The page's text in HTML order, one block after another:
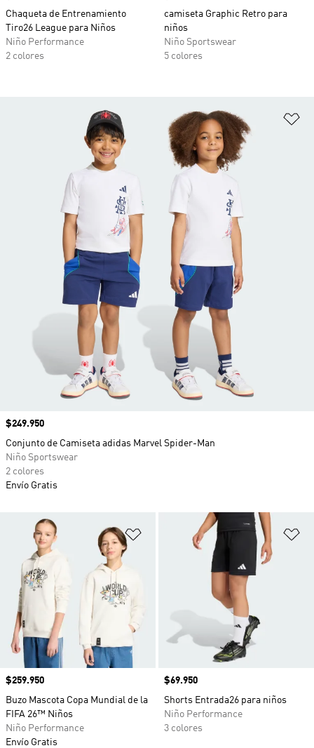
Chaqueta de Entrenamiento
Tiro26 League para Niños
Niño Performance
2 colores
camiseta Graphic Retro para
niños
Niño Sportswear
5 colores
Añadir a la lista de deseos
Precio
$259.950
Buzo Mascota Copa Mundial de la
FIFA 26™ Niños
Niño Performance
Envío Gratis
Precio
$69.950
Shorts Entrada26 para niños
Niño Performance
3 colores
Precio
$249.950
Conjunto de Camiseta adidas Marvel Spider-Man
Niño Sportswear
2 colores
Envío Gratis